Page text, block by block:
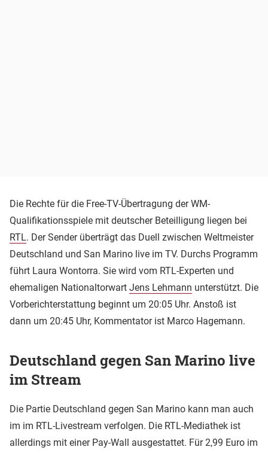
Die Rechte für die Free-TV-Übertragung der WM-
Qualifikationsspiele mit deutscher Beteilligung liegen bei
RTL. Der Sender überträgt das Duell zwischen Weltmeister
Deutschland und San Marino live im TV. Durchs Programm
führt Laura Wontorra. Sie wird vom RTL-Experten und
ehemaligen Nationaltorwart Jens Lehmann unterstützt. Die
Vorberichterstattung beginnt um 20:05 Uhr. Anstoß ist
dann um 20:45 Uhr, Kommentator ist Marco Hagemann.
Deutschland gegen San Marino live
im Stream
Die Partie Deutschland gegen San Marino kann man auch
im im RTL-Livestream verfolgen. Die RTL-Mediathek ist
allerdings mit einer Pay-Wall ausgestattet. Für 2,99 Euro im